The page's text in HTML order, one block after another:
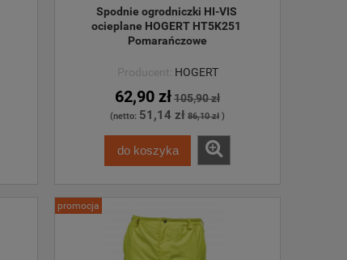
Spodnie ogrodniczki HI-VIS
ocieplane HOGERT HT5K251
Pomarańczowe
Producent: HOGERT
62,90 zł105,90 zł
(netto: 51,14 zł 86,10 zł )
do koszyka
promocja